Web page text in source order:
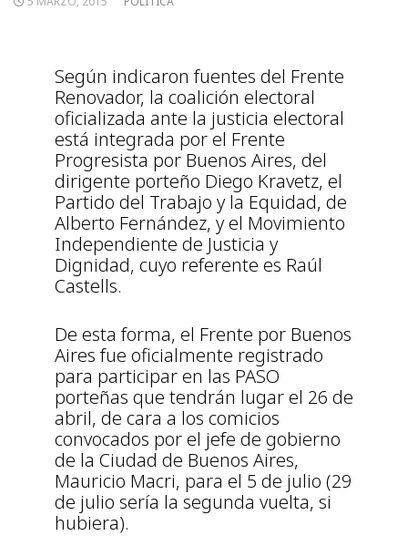
Según indicaron fuentes del Frente
Renovador, la coalición electoral
oficializada ante la justicia electoral
está integrada por el Frente
Progresista por Buenos Aires, del
dirigente porteño Diego Kravetz, el
Partido del Trabajo y la Equidad, de
Alberto Fernández, y el Movimiento
Independiente de Justicia y
Dignidad, cuyo referente es Raúl
Castells.
De esta forma, el Frente por Buenos
Aires fue oficialmente registrado
para participar en las PASO
porteñas que tendrán lugar el 26 de
abril, de cara a los comicios
convocados por el jefe de gobierno
de la Ciudad de Buenos Aires,
Mauricio Macri, para el 5 de julio (29
de julio sería la segunda vuelta, si
hubiera).